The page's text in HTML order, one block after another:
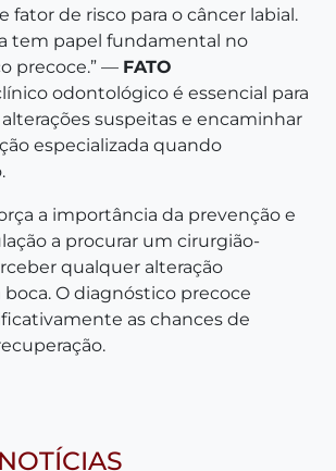
fator de risco para o câncer labial.
tem papel fundamental no
precoce.” — FATO
odontológico é essencial para
suspeitas e encaminhar
especializada quando
a importância da prevenção e
a procurar um cirurgião-
qualquer alteração
O diagnóstico precoce
as chances de